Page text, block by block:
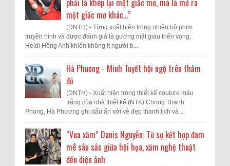
một giấc mơ khác...”
(DNTH) - Từng xuất hiện trong nhiều bộ phim
truyền hình và được đánh giá là gương mặt giàu triển vọng,
Heidi Hồng Anh khiến không ít người b...
Hà Phương - Minh Tuyết hội ngộ trên thảm
đỏ
(DNTH) - Xuất hiện trong thiết kế couture màu
trắng của nhà thiết kế (NTK) Chung Thanh
Phong, Hà Phương ghi dấu ấn với vẻ đẹp thanh lịch và ...
“Vua xăm” Danis Nguyễn: Từ sự kết hợp đam
mê sâu sắc giữa hội họa, xăm nghệ thuật
đến điện ảnh